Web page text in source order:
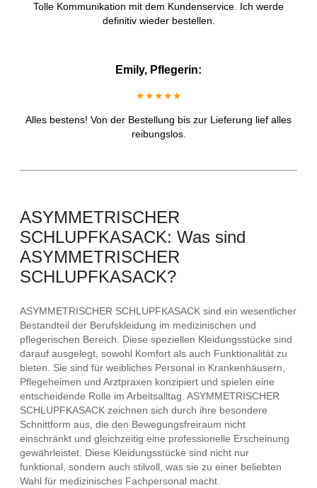
Tolle Kommunikation mit dem Kundenservice. Ich werde
definitiv wieder bestellen.
Emily, Pflegerin:
★★★★★
Alles bestens! Von der Bestellung bis zur Lieferung lief alles
reibungslos.
ASYMMETRISCHER
SCHLUPFKASACK: Was sind
ASYMMETRISCHER
SCHLUPFKASACK?
ASYMMETRISCHER SCHLUPFKASACK sind ein wesentlicher
Bestandteil der Berufskleidung im medizinischen und
pflegerischen Bereich. Diese speziellen Kleidungsstücke sind
darauf ausgelegt, sowohl Komfort als auch Funktionalität zu
bieten. Sie sind für weibliches Personal in Krankenhäusern,
Pflegeheimen und Arztpraxen konzipiert und spielen eine
entscheidende Rolle im Arbeitsalltag. ASYMMETRISCHER
SCHLUPFKASACK zeichnen sich durch ihre besondere
Schnittform aus, die den Bewegungsfreiraum nicht
einschränkt und gleichzeitig eine professionelle Erscheinung
gewährleistet. Diese Kleidungsstücke sind nicht nur
funktional, sondern auch stilvoll, was sie zu einer beliebten
Wahl für medizinisches Fachpersonal macht.